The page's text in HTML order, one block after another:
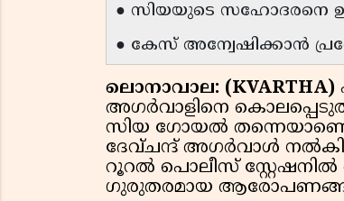
● സിയയുടെ സഹോദരനെ
● കേസ് അന്വേഷിക്കാൻ
ലൊനാവാല: (KVARTHA)
അഗർവാളിനെ
സിയ ഗോയൽ
ദേവ്ചന്ദ് അഗർവാൾ
റൂറൽ പൊലീസ്
ഗുരുതരമായ ആരോപണങ്ങൾ